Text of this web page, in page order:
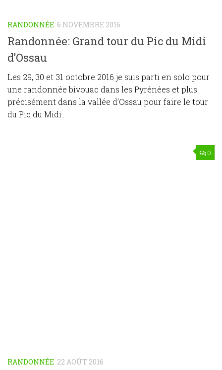
RANDONNÉE 6 NOVEMBRE 2016
Randonnée: Grand tour du Pic du Midi
d’Ossau
Les 29, 30 et 31 octobre 2016 je suis parti en solo pour
une randonnée bivouac dans les Pyrénées et plus
précisément dans la vallée d’Ossau pour faire le tour
du Pic du Midi...
0
RANDONNÉE 22 AOÛT 2016